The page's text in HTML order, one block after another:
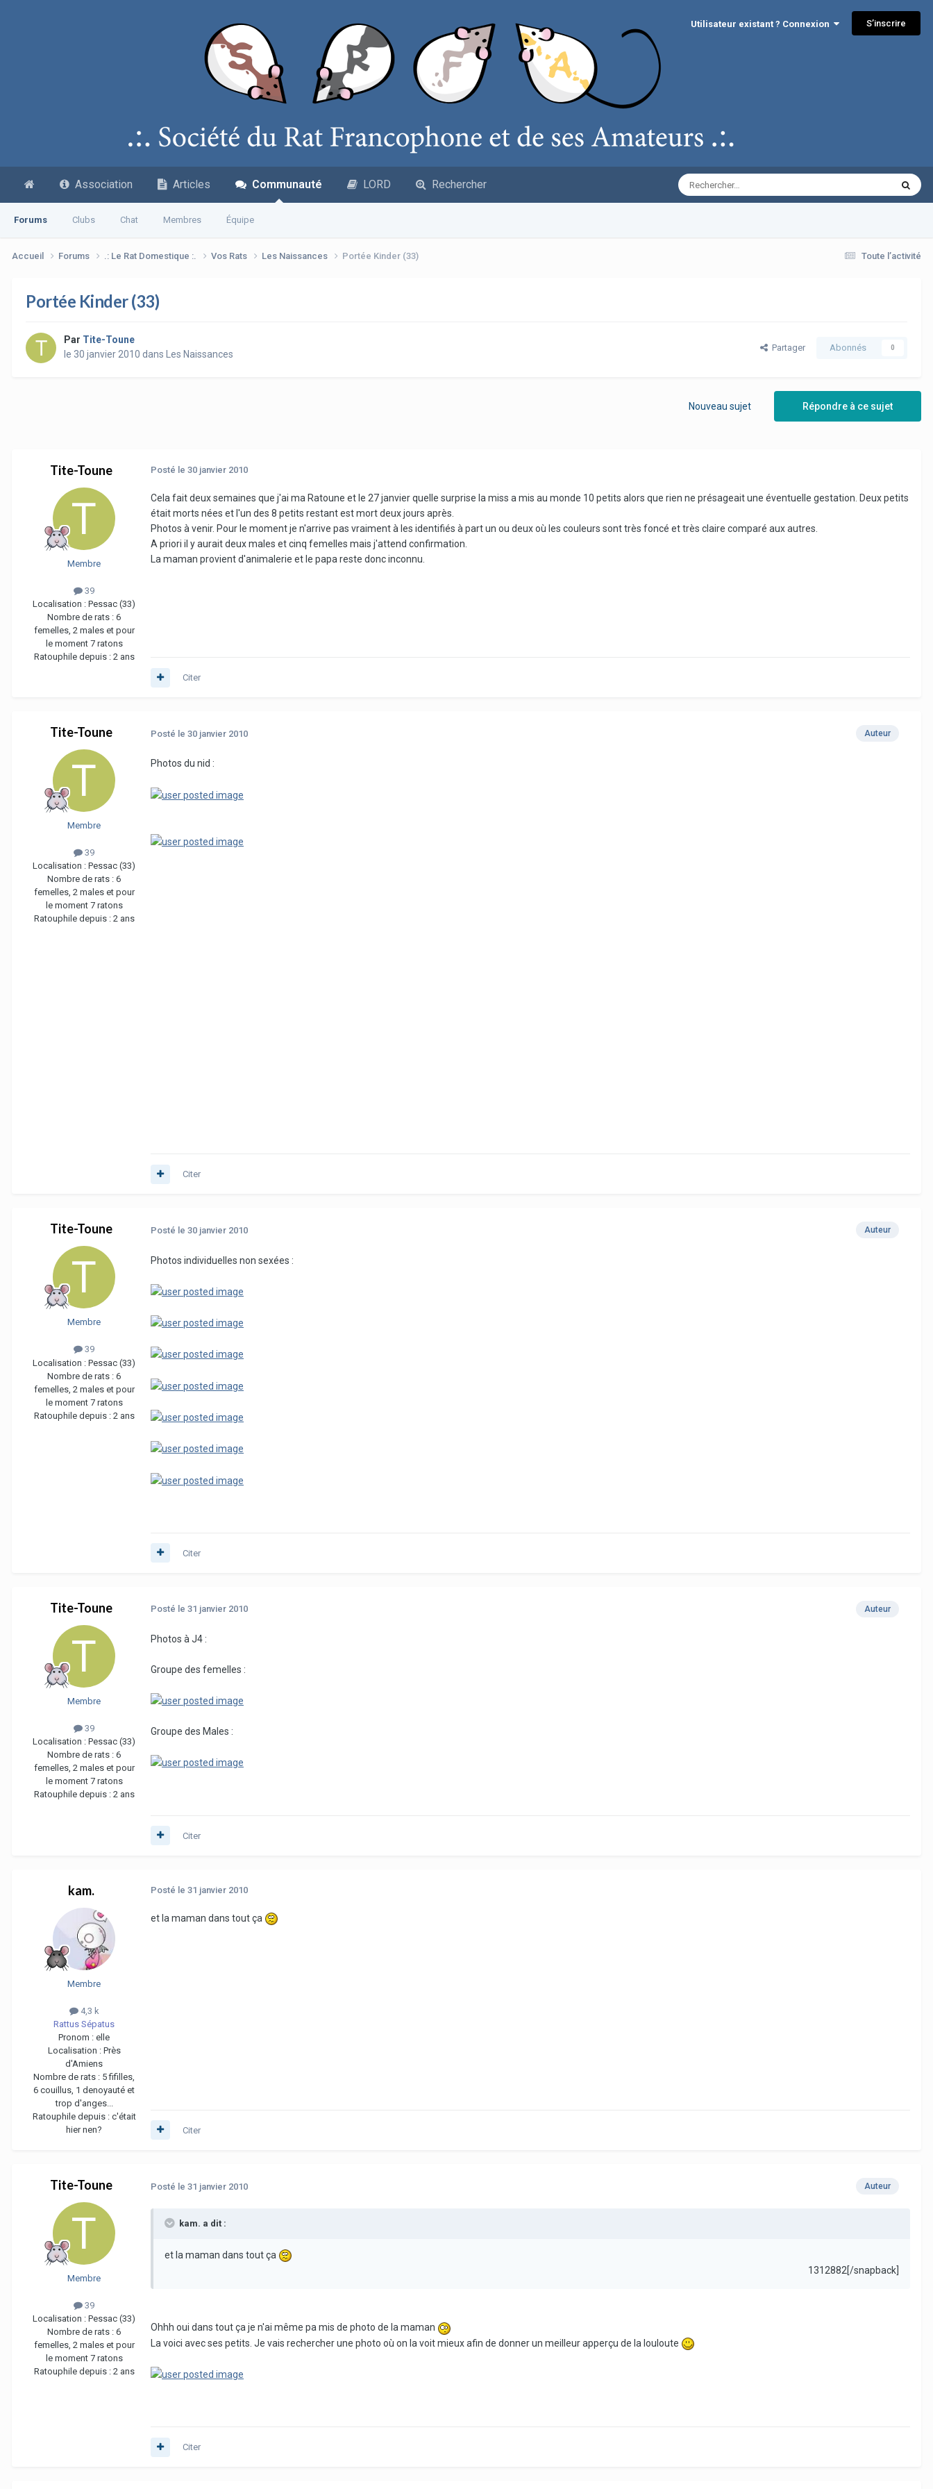
Utilisateur existant ? Connexion S’inscrire
Association Articles Communauté
Forums Clubs Chat Membres Équipe
LORD Rechercher
Toute l’activité
Accueil Forums .: Le Rat Domestique :. Vos Rats Les Naissances Portée Kinder (33)
Portée Kinder (33)
Par Tite-Toune
le 30 janvier 2010 dans Les Naissances
Partager Abonnés 0
Répondre à ce sujet
Nouveau sujet
Tite-Toune
Membre
39
Localisation : Pessac (33)
Nombre de rats : 6
femelles, 2 males et pour
le moment 7 ratons
Ratouphile depuis : 2 ans
Posté le 30 janvier 2010
Cela fait deux semaines que j'ai ma Ratoune et le 27 janvier quelle surprise la miss a mis au monde 10 petits alors que rien ne présageait une éventuelle gestation. Deux petits
était morts nées et l'un des 8 petits restant est mort deux jours après.
Photos à venir. Pour le moment je n'arrive pas vraiment à les identifiés à part un ou deux où les couleurs sont très foncé et très claire comparé aux autres.
A priori il y aurait deux males et cinq femelles mais j'attend confirmation.
La maman provient d'animalerie et le papa reste donc inconnu.
Citer
Tite-Toune
Membre
39
Localisation : Pessac (33)
Nombre de rats : 6
femelles, 2 males et pour
le moment 7 ratons
Ratouphile depuis : 2 ans
Auteur
Posté le 30 janvier 2010
Photos du nid :
Citer
Tite-Toune
Membre
39
Localisation : Pessac (33)
Nombre de rats : 6
femelles, 2 males et pour
le moment 7 ratons
Ratouphile depuis : 2 ans
Auteur
Posté le 30 janvier 2010
Photos individuelles non sexées :
Citer
Tite-Toune
Membre
39
Localisation : Pessac (33)
Nombre de rats : 6
femelles, 2 males et pour
le moment 7 ratons
Ratouphile depuis : 2 ans
Auteur
Posté le 31 janvier 2010
Photos à J4 :
Groupe des femelles :
Groupe des Males :
Citer
kam.
Membre
4,3 k
Rattus Sépatus
Pronom : elle
Localisation : Près
d'Amiens
Nombre de rats : 5 fifilles,
6 couillus, 1 denoyauté et
trop d'anges...
Ratouphile depuis : c'était
hier nen?
Posté le 31 janvier 2010
et la maman dans tout ça
Citer
Tite-Toune
Membre
39
Localisation : Pessac (33)
Nombre de rats : 6
femelles, 2 males et pour
le moment 7 ratons
Ratouphile depuis : 2 ans
Auteur
Posté le 31 janvier 2010
kam. a dit :
et la maman dans tout ça
1312882[/snapback]
Ohhh oui dans tout ça je n'ai même pa mis de photo de la maman
La voici avec ses petits. Je vais rechercher une photo où on la voit mieux afin de donner un meilleur apperçu de la louloute
Citer